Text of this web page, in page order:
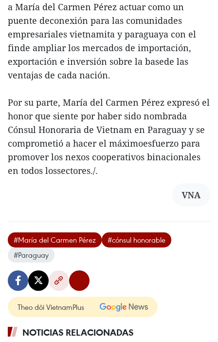
a María del Carmen Pérez actuar como un
puente deconexión para las comunidades
empresariales vietnamita y paraguaya con el
finde ampliar los mercados de importación,
exportación e inversión sobre la basede las
ventajas de cada nación.
Por su parte, María del Carmen Pérez expresó el
honor que siente por haber sido nombrada
Cónsul Honoraria de Vietnam en Paraguay y se
comprometió a hacer el máximoesfuerzo para
promover los nexos cooperativos binacionales
en todos lossectores./.
VNA
#María del Carmen Pérez
#cónsul honorable
#Paraguay
Theo dõi VietnamPlus
NOTICIAS RELACIONADAS